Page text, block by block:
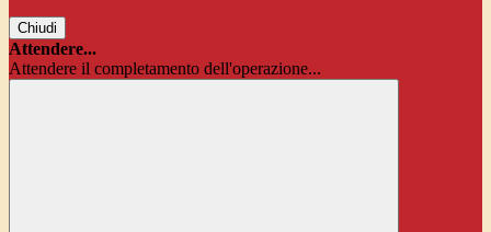
Chiudi
Attendere...
Attendere il completamento dell'operazione...